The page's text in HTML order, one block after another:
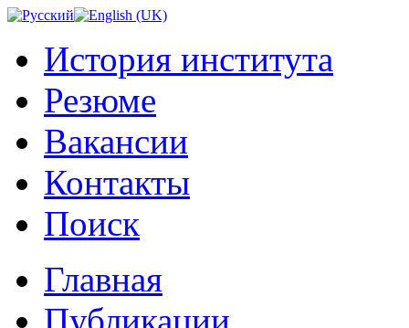
История института
Резюме
Вакансии
Контакты
Поиск
Главная